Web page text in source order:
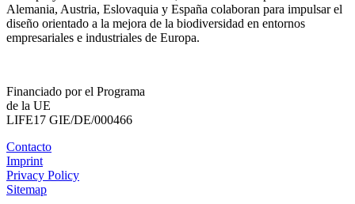
Alemania, Austria, Eslovaquia y España colaboran para impulsar el
diseño orientado a la mejora de la biodiversidad en entornos
empresariales e industriales de Europa.
Financiado por el Programa
de la UE
LIFE17 GIE/DE/000466
Contacto
Imprint
Privacy Policy
Sitemap